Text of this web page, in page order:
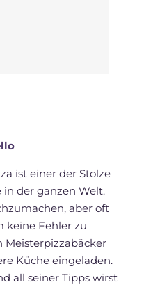
ist einer der Stolze
der ganzen Welt.
aber oft
keine Fehler zu
Meisterpizzabäcker
Küche eingeladen.
all seiner Tipps wirst